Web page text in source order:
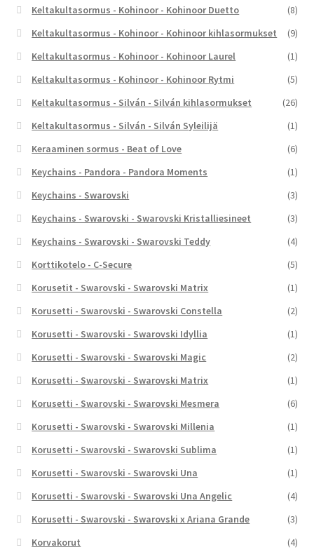
Keltakultasormus - Kohinoor - Kohinoor Duetto
(8)
Keltakultasormus - Kohinoor - Kohinoor kihlasormukset
(9)
Keltakultasormus - Kohinoor - Kohinoor Laurel
(1)
Keltakultasormus - Kohinoor - Kohinoor Rytmi
(5)
Keltakultasormus - Silván - Silván kihlasormukset
(26)
Keltakultasormus - Silván - Silván Syleilijä
(1)
Keraaminen sormus - Beat of Love
(6)
Keychains - Pandora - Pandora Moments
(1)
Keychains - Swarovski
(3)
Keychains - Swarovski - Swarovski Kristalliesineet
(3)
Keychains - Swarovski - Swarovski Teddy
(4)
Korttikotelo - C-Secure
(5)
Korusetit - Swarovski - Swarovski Matrix
(1)
Korusetti - Swarovski - Swarovski Constella
(2)
Korusetti - Swarovski - Swarovski Idyllia
(1)
Korusetti - Swarovski - Swarovski Magic
(2)
Korusetti - Swarovski - Swarovski Matrix
(1)
Korusetti - Swarovski - Swarovski Mesmera
(6)
Korusetti - Swarovski - Swarovski Millenia
(1)
Korusetti - Swarovski - Swarovski Sublima
(1)
Korusetti - Swarovski - Swarovski Una
(1)
Korusetti - Swarovski - Swarovski Una Angelic
(4)
Korusetti - Swarovski - Swarovski x Ariana Grande
(3)
Korvakorut
(4)